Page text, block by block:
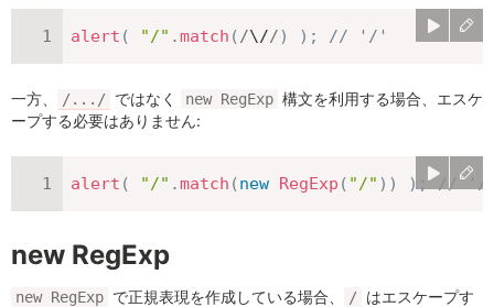
alert ( "/" .match (/\//) ) ; // '/'
一方、 /.../ ではなく new RegExp 構文を利用する場合、エスケ
ープする必要はありません:
alert ( "/" .match (new RegExp ( "/" ) ) ) ; // '/'
new RegExp
new RegExp で正規表現を作成している場合、 /
はエスケープす